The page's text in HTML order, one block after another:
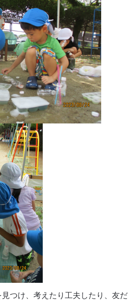
つけ、考えたり工夫したり、友だ